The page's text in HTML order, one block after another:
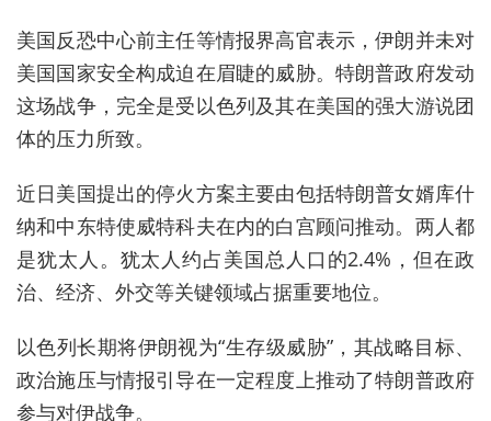
美国反恐中心前主任等情报界高官表示，伊朗并未对
美国国家安全构成迫在眉睫的威胁。特朗普政府发动
这场战争，完全是受以色列及其在美国的强大游说团
体的压力所致。
近日美国提出的停火方案主要由包括特朗普女婿库什
纳和中东特使威特科夫在内的白宫顾问推动。两人都
是犹太人。犹太人约占美国总人口的2.4%，但在政
治、经济、外交等关键领域占据重要地位。
以色列长期将伊朗视为“生存级威胁”，其战略目标、
政治施压与情报引导在一定程度上推动了特朗普政府
参与对伊战争。